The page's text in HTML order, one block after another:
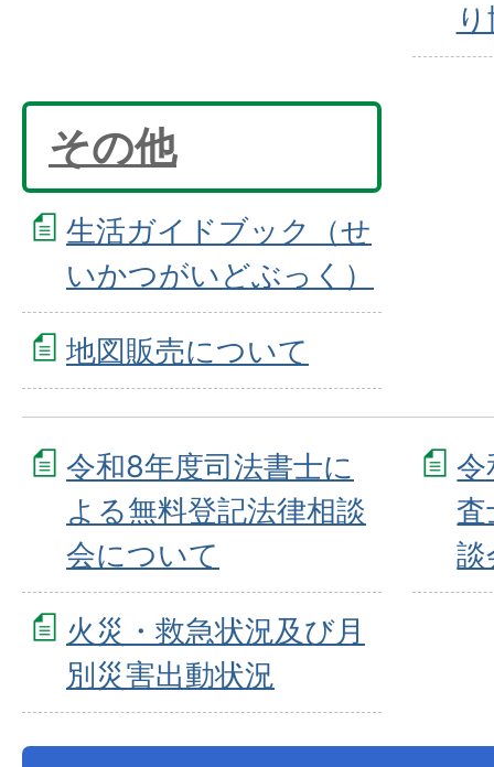
その他
生活ガイドブック（せ
いかつがいどぶっく）
地図販売について
令和8年度司法書士に
よる無料登記法律相談
会について
令
査
火災・救急状況及び月
別災害出動状況